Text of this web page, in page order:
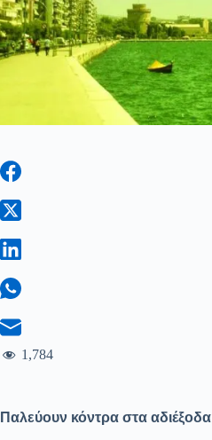
1,784
Παλεύουν κόντρα στα αδιέξοδα